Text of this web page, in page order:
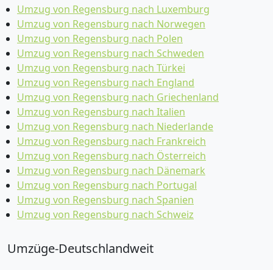
Umzug von Regensburg nach Luxemburg
Umzug von Regensburg nach Norwegen
Umzug von Regensburg nach Polen
Umzug von Regensburg nach Schweden
Umzug von Regensburg nach Türkei
Umzug von Regensburg nach England
Umzug von Regensburg nach Griechenland
Umzug von Regensburg nach Italien
Umzug von Regensburg nach Niederlande
Umzug von Regensburg nach Frankreich
Umzug von Regensburg nach Österreich
Umzug von Regensburg nach Dänemark
Umzug von Regensburg nach Portugal
Umzug von Regensburg nach Spanien
Umzug von Regensburg nach Schweiz
Umzüge-Deutschlandweit